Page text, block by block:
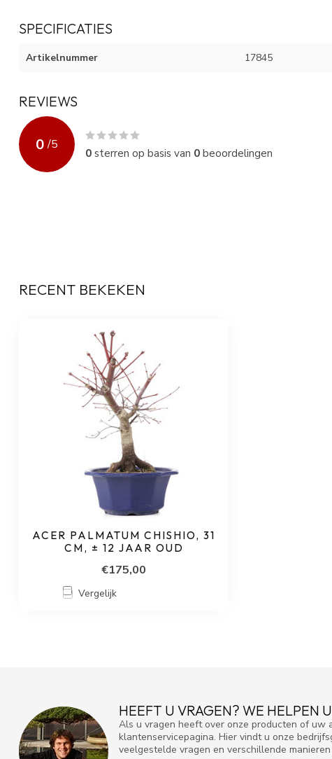
SPECIFICATIES
Artikelnummer 17845
REVIEWS
0 /5
0sterren op basis van 0beoordelingen
RECENT BEKEKEN
ACER PALMATUM CHISHIO, 31
CM, ± 12 JAAR OUD
€175,00
Vergelijk
HEEFT U VRAGEN? WE HELPEN
Als u vragen heeft over onze producten of uw
klantenservicepagina. Hier vindt u onze
veelgestelde vragen en verschillende